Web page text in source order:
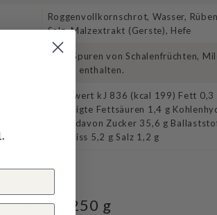
Roggenvollkornschrot, Wasser,
Salz, Malzextrakt (Gerste), Hefe
Kann Spuren von Schalenfrüchten,
Sesam enthalten.
pro
Brennwert kJ 836 (kcal 199) Fett 0,3
gesättigte Fettsäuren 1,4 g
8,1 g, davon Zucker 35,6 g
g Eiweiss 5,2 g Salz 1,2 g
250 g